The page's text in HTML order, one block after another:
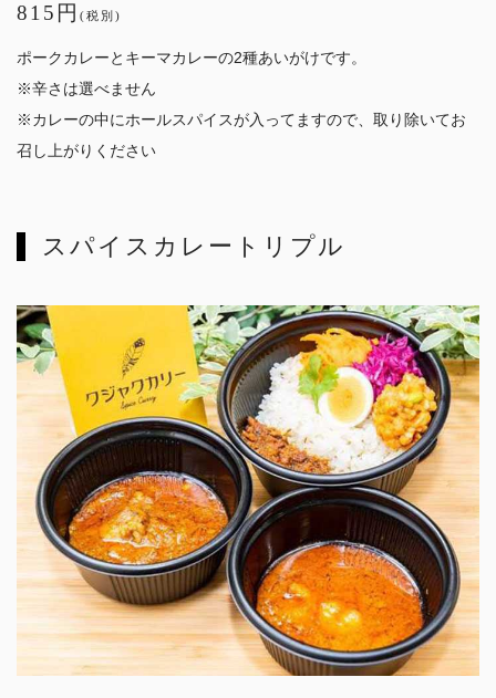
815円 (税別)
ポークカレーとキーマカレーの2種あいがけです。
※辛さは選べません
※カレーの中にホールスパイスが入ってますので、取り除いてお
召し上がりください
スパイスカレートリプル